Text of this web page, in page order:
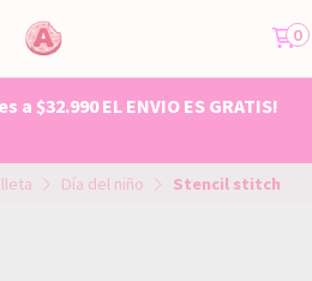
0
$32.990 EL ENVIO ES GRATIS!
Día del niño Stencil stitch